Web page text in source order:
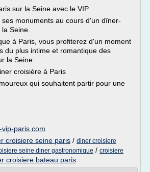
sur la Seine avec le VIP
ses monuments au cours d'un dîner-
Seine.
à Paris, vous profiterez d'un moment
du plus intime et romantique des
la Seine.
croisière à Paris
qui souhaitent partir pour une
vip-paris.com
croisiere seine paris / diner croisiere
seine diner gastronomique / croisiere
croisiere bateau paris